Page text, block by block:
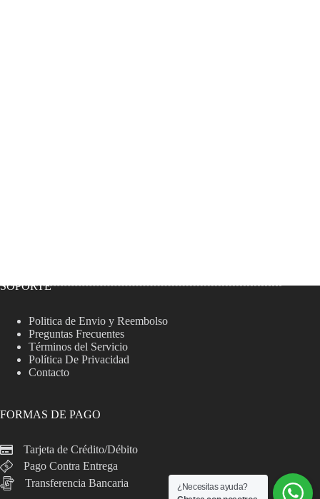
SOPORTE
Politica de Envio y Reembolso
Preguntas Frecuentes
Términos del Servicio
Política De Privacidad
Contacto
FORMAS DE PAGO
Tarjeta de Crédito/Débito
Pago Contra Entrega
Transferencia Bancaria
¿Necesitas ayuda?